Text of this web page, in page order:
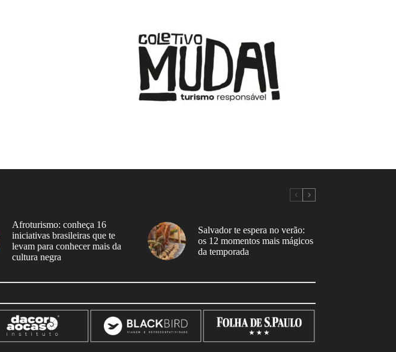
Afroturismo: conheça 16
iniciativas brasileiras que te
levam para conhecer mais da
cultura negra
Salvador te espera no verão:
os 12 momentos mais mágicos
da temporada